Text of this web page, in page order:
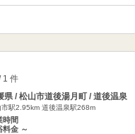
件
県 / 松山市道後湯月町 / 道後温泉
市駅2.95km 道後温泉駅268m
時間
料金 ～